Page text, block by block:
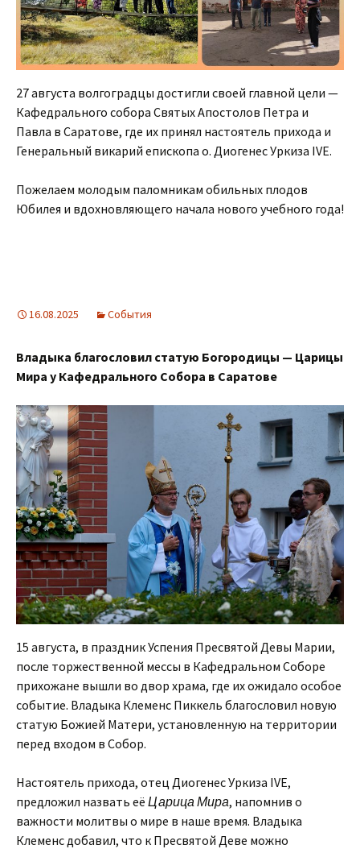
27 августа волгоградцы достигли своей главной цели —
Кафедрального собора Святых Апостолов Петра и
Павла в Саратове, где их принял настоятель прихода и
Генеральный викарий епископа о. Диогенес Уркиза IVE.
Пожелаем молодым паломникам обильных плодов
Юбилея и вдохновляющего начала нового учебного года!
16.08.2025 События
Владыка благословил статую Богородицы — Царицы
Мира у Кафедрального Собора в Саратове
15 августа, в праздник Успения Пресвятой Девы Марии,
после торжественной мессы в Кафедральном Соборе
прихожане вышли во двор храма, где их ожидало особое
событие. Владыка Клеменс Пиккель благословил новую
статую Божией Матери, установленную на территории
перед входом в Собор.
Настоятель прихода, отец Диогенес Уркиза IVE,
предложил назвать её Царица Мира, напомнив о
важности молитвы о мире в наше время. Владыка
Клеменс добавил, что к Пресвятой Деве можно